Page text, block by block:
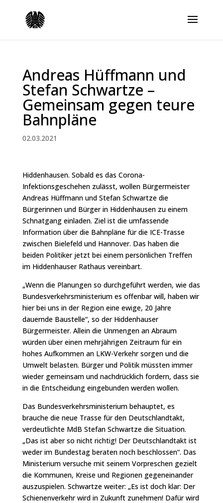
Andreas Hüffmann und
Stefan Schwartze –
Gemeinsam gegen teure
Bahnpläne
02.03.2021
Hiddenhausen. Sobald es das Corona-
Infektionsgeschehen zulässt, wollen Bürgermeister
Andreas Hüffmann und Stefan Schwartze die
Bürgerinnen und Bürger in Hiddenhausen zu einem
Schnatgang einladen. Ziel ist die umfassende
Information über die Bahnpläne für die ICE-Trasse
zwischen Bielefeld und Hannover. Das haben die
beiden Politiker jetzt bei einem persönlichen Treffen
im Hiddenhauser Rathaus vereinbart.
„Wenn die Planungen so durchgeführt werden, wie das
Bundesverkehrsministerium es offenbar will, haben wir
hier bei uns in der Region eine ewige, 20 Jahre
dauernde Baustelle“, so der Hiddenhauser
Bürgermeister. Allein die Unmengen an Abraum
würden über einen mehrjährigen Zeitraum für ein
hohes Aufkommen an LKW-Verkehr sorgen und die
Umwelt belasten. Bürger und Politik müssten immer
wieder gemeinsam und nachdrücklich fordern, dass sie
in die Entscheidung eingebunden werden wollen.
Das Bundesverkehrsministerium behauptet, es
brauche die neue Trasse für den Deutschlandtakt,
verdeutlichte MdB Stefan Schwartze die Situation.
„Das ist aber so nicht richtig! Der Deutschlandtakt ist
weder im Bundestag beraten noch beschlossen“. Das
Ministerium versuche mit seinem Vorpreschen gezielt
die Kommunen, Kreise und Regionen gegeneinander
auszuspielen. Schwartze weiter: „Es ist doch klar: Der
Schienenverkehr wird in Zukunft zunehmen! Dafür wird